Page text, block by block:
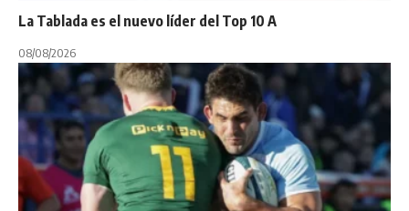
La Tablada es el nuevo líder del Top 10 A
08/08/2026